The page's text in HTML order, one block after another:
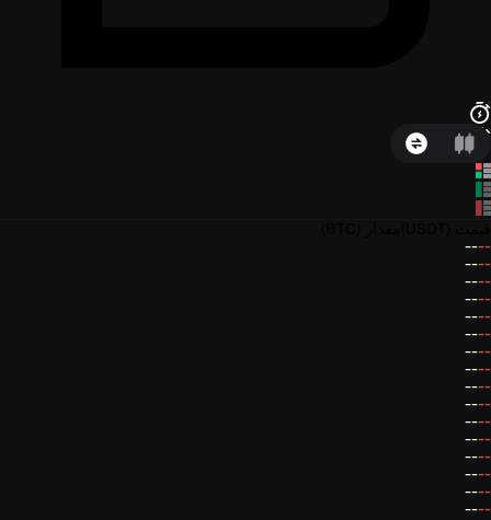
--
--
--
--
--
--
--
--
--
--
--
--
--
--
--
--
--
--
--
--
--
--
--
--
--
--
--
--
--
--
--
--